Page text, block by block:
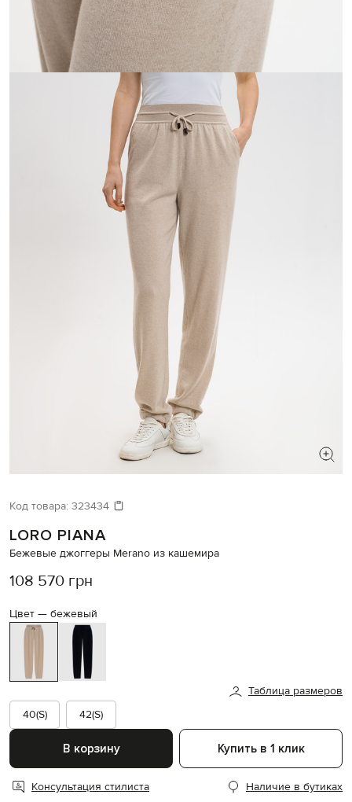
Давайте подберем что-то еще
Похожие товары
Код товара: 323434
LORO PIANA
Бежевые джоггеры Merano из кашемира
108 570 грн
Цвет — бежевый
Таблица размеров
40(S)
42(S)
В корзину Купить в 1 клик
Консультация стилиста Наличие в бутиках